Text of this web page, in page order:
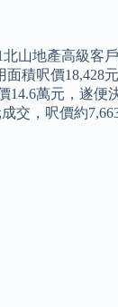
山地產高級客
積呎價18,428
萬元，遂便
交，呎價約